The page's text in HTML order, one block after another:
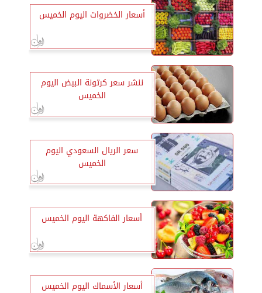
أسعار الخضروات اليوم الخميس
ننشر سعر كرتونة البيض اليوم
الخميس
سعر الريال السعودي اليوم
الخميس
أسعار الفاكهة اليوم الخميس
أسعار الأسماك اليوم الخميس